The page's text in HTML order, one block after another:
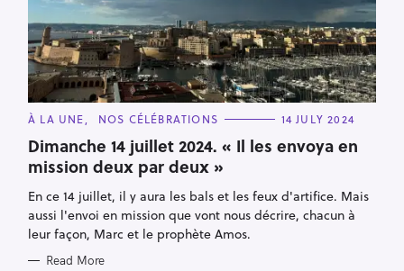
C
T
E
G
O
R
I
E
S
À LA UNE NOS CÉLÉBRATIONS 14 JULY 2024
Dimanche 14 juillet 2024. « Il les envoya en
mission deux par deux »
En ce 14 juillet, il y aura les bals et les feux d'artifice. Mais
aussi l'envoi en mission que vont nous décrire, chacun à
leur façon, Marc et le prophète Amos.
Read More